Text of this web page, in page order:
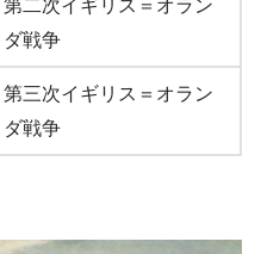
第二次イギリス＝オラン
ダ戦争
第三次イギリス＝オラン
ダ戦争